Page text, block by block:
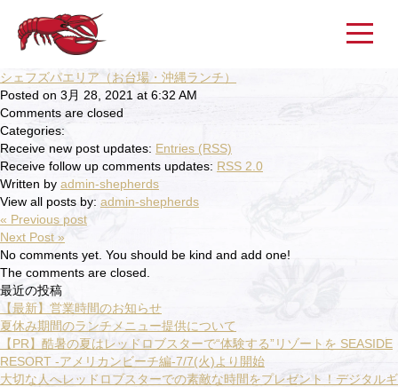
シェフズパエリア（お台場・沖縄ランチ）
Posted on 3月 28, 2021 at 6:32 AM
Comments are closed
Categories:
Receive new post updates: Entries (RSS)
Receive follow up comments updates: RSS 2.0
Written by admin-shepherds
View all posts by: admin-shepherds
« Previous post
Next Post »
No comments yet. You should be kind and add one!
The comments are closed.
最近の投稿
【最新】営業時間のお知らせ
夏休み期間のランチメニュー提供について
【PR】酷暑の夏はレッドロブスターで“体験する”リゾートを SEASIDE
RESORT -アメリカンビーチ編-7/7(火)より開始
大切な人へレッドロブスターでの素敵な時間をプレゼント！デジタルギ